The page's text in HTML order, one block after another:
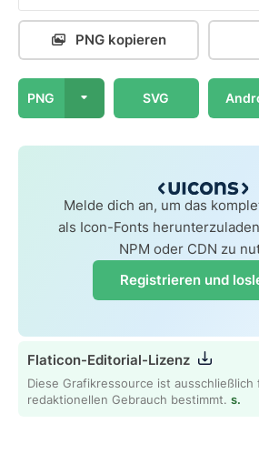
PNG kopieren
PNG SVG
Melde dich an, um das
als Icon-Fonts
NPM oder CDN zu
Registrieren und
Flaticon-Editorial-Lizenz
Diese Grafikressource ist ausschließlich
redaktionellen Gebrauch bestimmt. s.